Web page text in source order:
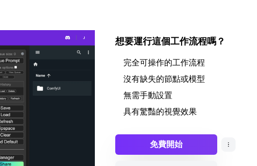
想要運行這個工作流程嗎？
完全可操作的工作流程
沒有缺失的節點或模型
無需手動設置
具有驚豔的視覺效果
免費開始